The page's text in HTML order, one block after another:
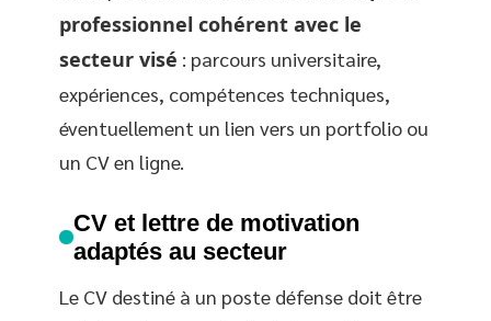
professionnel cohérent avec le
secteur visé : parcours universitaire,
expériences, compétences techniques,
éventuellement un lien vers un portfolio ou
un CV en ligne.
CV et lettre de motivation
adaptés au secteur
Le CV destiné à un poste défense doit être